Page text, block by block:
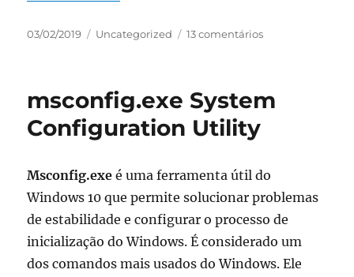
Publicado
03/02/2019 Categorias
Uncategorized 13 comentáriosem
Center
msconfig.exe System
Configuration Utility
Msconfig.exe é uma ferramenta útil do
Windows 10 que permite solucionar problemas
de estabilidade e configurar o processo de
inicialização do Windows. É considerado um
dos comandos mais usados ​​do Windows. Ele